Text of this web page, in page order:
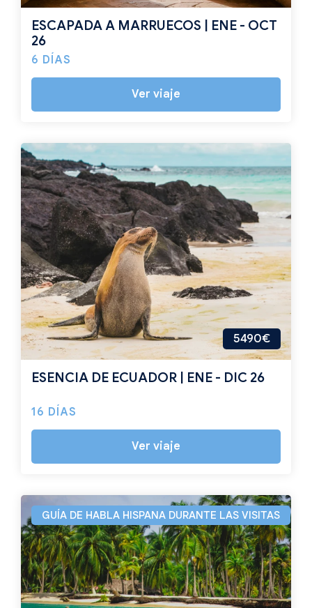
ESCAPADA A MARRUECOS | ENE - OCT
26
6 DÍAS
Ver viaje
5490€
ESENCIA DE ECUADOR | ENE - DIC 26
16 DÍAS
Ver viaje
GUÍA DE HABLA HISPANA DURANTE LAS VISITAS